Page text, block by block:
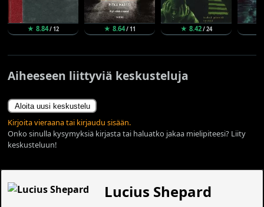
★ 8.84/ 12 ★ 8.64/ 11 ★ 8.42/ 24
Aiheeseen liittyviä keskusteluja
Aloita uusi keskustelu
Kirjoita vieraana tai kirjaudu sisään.
Onko sinulla kysymyksiä kirjasta tai haluatko jakaa mielipiteesi? Liity
keskusteluun!
Lucius Shepard